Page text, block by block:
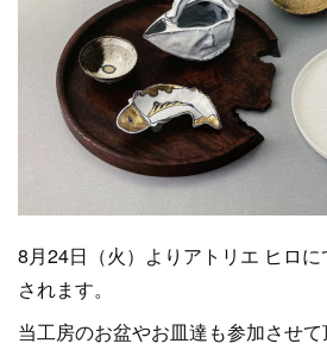
8月24日（火）よりアトリエ ヒロ
されます。
当工房のお盆やお皿達も参加させて